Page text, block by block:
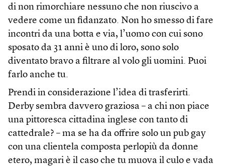
di non rimorchiare nessuno che non riuscivo a
vedere come un fidanzato. Non ho smesso di fare
incontri da una botta e via, l’uomo con cui sono
sposato da 31 anni è uno di loro, sono solo
diventato bravo a filtrare al volo gli uomini. Puoi
farlo anche tu.
Prendi in considerazione l’idea di trasferirti.
Derby sembra davvero graziosa – a chi non piace
una pittoresca cittadina inglese con tanto di
cattedrale? – ma se ha da offrire solo un pub gay
con una clientela composta perlopiù da donne
etero, magari è il caso che tu muova il culo e vada